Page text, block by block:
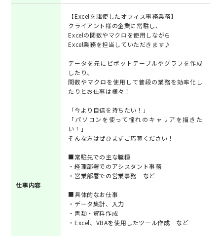
仕事内容
【Excelを駆使したオフィス事務業務】
クライアント様の企業に常駐し、
Excelの関数やマクロを使用しながら
Excel業務を担当していただきます♪
データを元にピボットテーブルやグラフを作成
したり、
関数やマクロを使用して普段の業務を効率化し
たりとお仕事は様々！
「今より自信を持ちたい！」
「パソコンを使って憧れのキャリアを描きた
い！」
そんな方はぜひまずご応募ください！
■常駐先での主な職種
・経理部署でのアシスタント事務
・営業部署での営業事務 など
■具体的なお仕事
・データ集計、入力
・書類・資料作成
・Excel、VBAを使用したツール作成 など